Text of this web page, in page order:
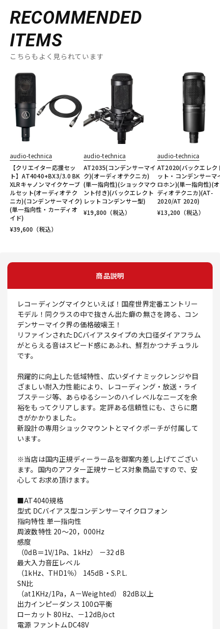
RECOMMENDED
ITEMS
こちらもよく見られています
audio-technica
【クリエイター応援セッ
ト】AT4040+BX3/3.0 BK
XLRキャノンマイクケーブ
ルセット(オーディオテク
ニカ)(コンデンサーマイク)
(単一指向性・カーディオ
イド)
¥39,600 （税込）
audio-technica
AT2035(コンデンサーマイ
ク)(オーディオテクニカ)
(単一指向性)(ショックマウ
ント付き)(バックエレクト
レットコンデンサー型)
¥19,800 （税込）
audio-technica
AT2020(バックエレク
ット・コンデンサーマ
ロホン)(単一指向性)(
ディオテクニカ)(AT-
2020/AT 2020)
¥13,200 （税込）
商品説明
レコーディングマイクといえば！国産世界定番エントリー
モデル！同クラスの中で抜きん出た癖の無さを誇る、コン
デンサーマイク界の価格破壊王！
リファインされたDCバイアスタイプの大口径ダイアフラム
がとらえる音はスピード感にあふれ、鮮烈かつナチュラル
です。
飛躍的に向上した低域特性、広いダイナミックレンジや目
ざましい耐入力性能により、レコーディング・放送・ライ
ブステージ等、あらゆるシーンのハイレベルなニーズを余
裕をもってクリアします。定評ある信頼性にも、さらに磨
きがかかりました。
新設計の専用ショックマウントとマイクポーチが付属して
います。
※当店は国内正規ディーラー品を御案内差し上げてござい
ます。国内のアフター正規サービス対象商品ですので、安
心してお求め頂けます。
■AT4040規格
型式 DCバイアス型コンデンサーマイクロフォン
指向特性 単一指向性
周波数特性 20～20，000Hz
感度
（0dB＝1V/1Pa、1kHz） －32 dB
最大入力音圧レベル
（1kHz、THD1％） 145dB・S.P.L.
SN比
（at1KHz/1Pa，A－Weighted） 82dB以上
出力インピーダンス 100Ω平衡
ローカット 80Hz、－12dB/oct
電源 ファントムDC48V